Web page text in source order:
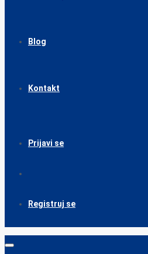
Blog
Kontakt
Prijavi se
Registruj se